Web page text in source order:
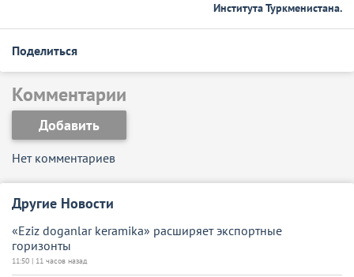
Института Туркменистана.
Поделиться
Другие Новости
«Eziz doganlar keramika» расширяет экспортные
горизонты
11:50 | 11 часов назад
Комментарии
Добавить
Нет комментариев